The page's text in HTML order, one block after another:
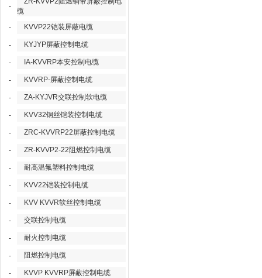
-
缆
-
KVVP22铠装屏蔽电缆
- KYJYP屏蔽控制电缆
- IA-KVVRP本安控制电缆
- KVVRP-屏蔽控制电缆
- ZA-KYJVR交联控制软电缆
- KVV32钢丝铠装控制电缆
- ZRC-KVVRP22屏蔽控制电缆
- ZR-KVVP2-22阻燃控制电缆
- 耐高温氟塑料控制电缆
- KVV22铠装控制电缆
- KVV KVVR软丝控制电缆
- 交联控制电缆
- 耐火控制电缆
- 阻燃控制电缆
- KVVP KVVRP屏蔽控制电缆